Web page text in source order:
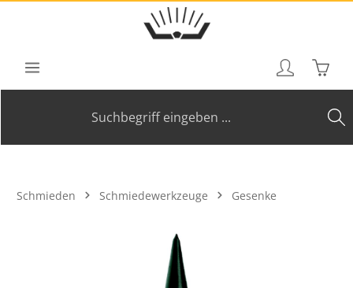
Zum Hauptinhalt springen
Schmieden Schmiedewerkzeuge Gesenke